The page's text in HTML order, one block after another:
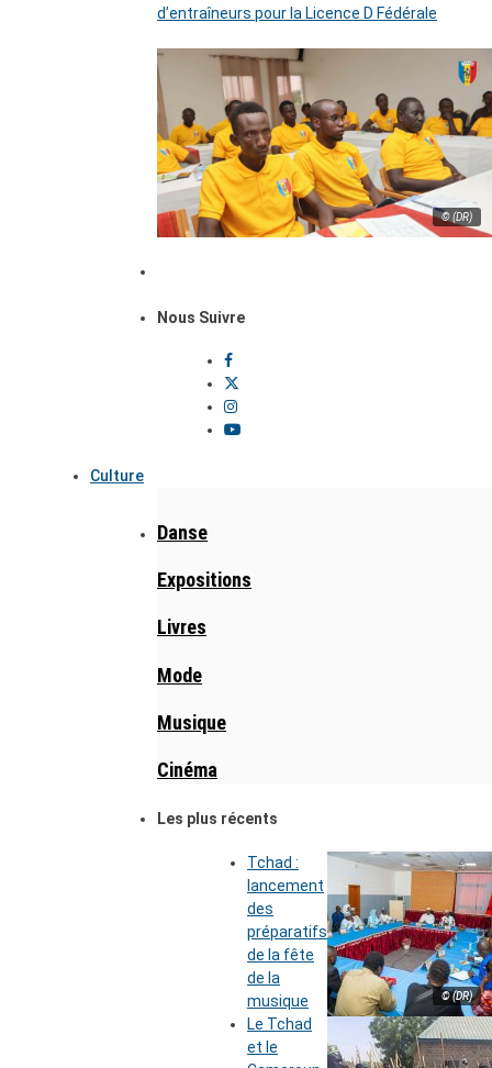
d’entraîneurs pour la Licence D Fédérale
© (DR)
Nous Suivre
Culture
Danse
Expositions
Livres
Mode
Musique
Cinéma
Les plus récents
© (DR)
Tchad :
lancement
des
préparatifs
de la fête
de la
musique
Le Tchad
et le